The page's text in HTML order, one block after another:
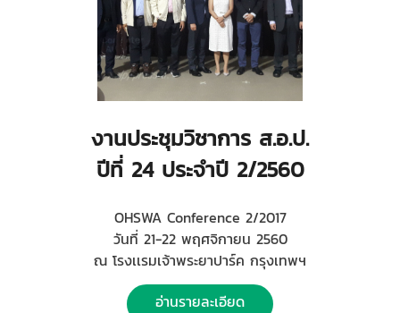
งานประชุมวิชาการ ส.อ.ป.
ปีที่ 24 ประจำปี 2/2560
OHSWA Conference 2/2017
วันที่ 21-22 พฤศจิกายน 2560
ณ โรงเเรมเจ้าพระยาปาร์ค กรุงเทพฯ
อ่านรายละเอียด